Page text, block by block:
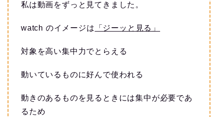
私は動画をずっと見てきました。
watch のイメージは 「ジーッと見る」
対象を高い集中力でとらえる
動いているものに好んで使われる
動きのあるものを見るときには集中が必要であ
るため